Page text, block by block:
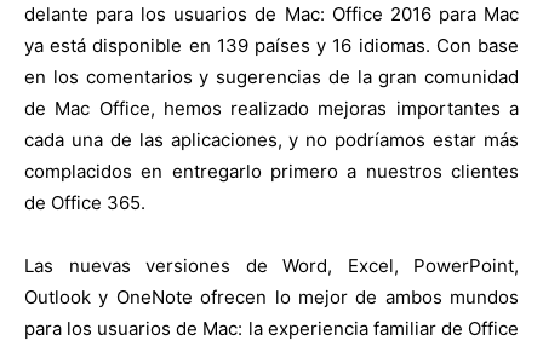
delante para los usuarios de Mac: Office 2016 para Mac
ya está disponible en 139 países y 16 idiomas. Con base
en los comentarios y sugerencias de la gran comunidad
de Mac Office, hemos realizado mejoras importantes a
cada una de las aplicaciones, y no podríamos estar más
complacidos en entregarlo primero a nuestros clientes
de Office 365.
Las nuevas versiones de Word, Excel, PowerPoint,
Outlook y OneNote ofrecen lo mejor de ambos mundos
para los usuarios de Mac: la experiencia familiar de Office